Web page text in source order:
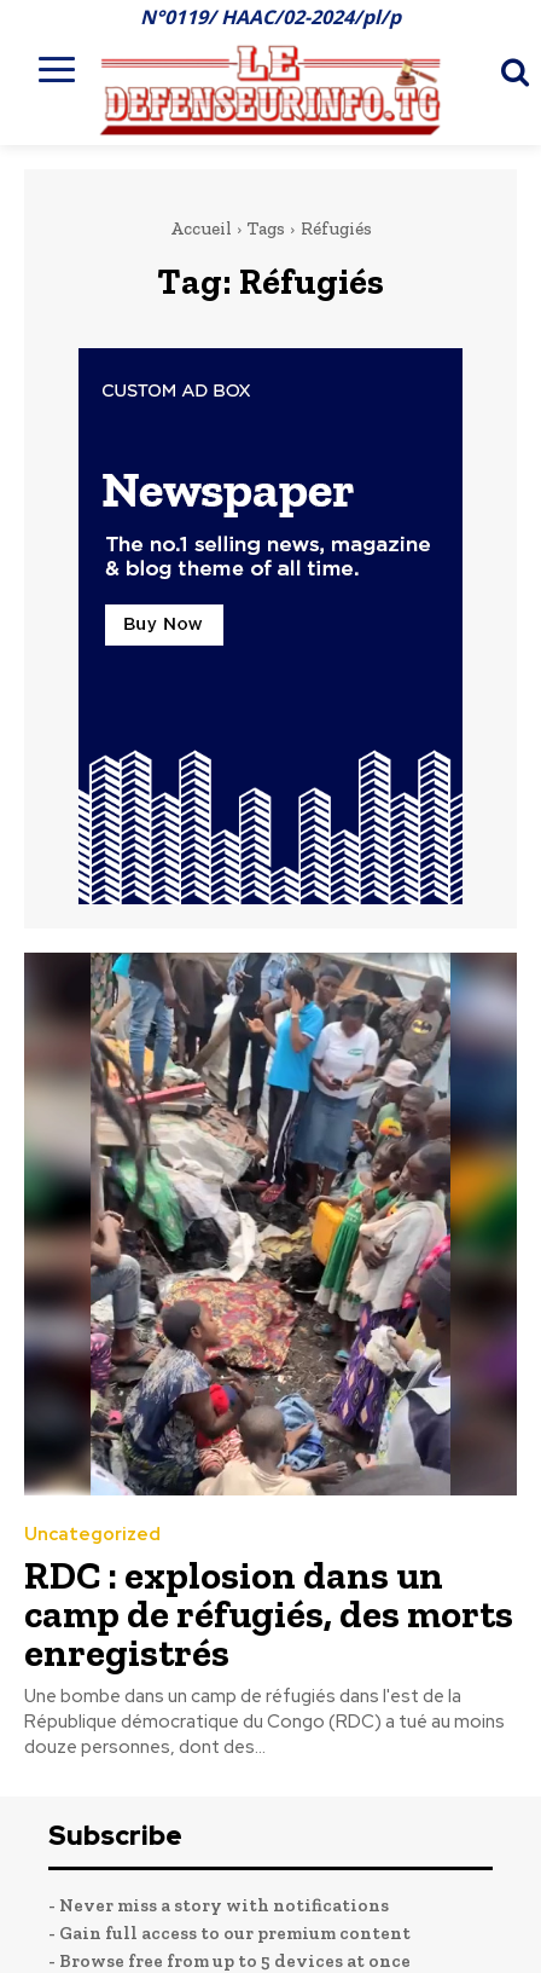
N°0119/ HAAC/02-2024/pl/p
Accueil Tags Réfugiés
Tag: Réfugiés
Uncategorized
RDC : explosion dans un
camp de réfugiés, des morts
enregistrés
Une bombe dans un camp de réfugiés dans l'est de la
République démocratique du Congo (RDC) a tué au moins
douze personnes, dont des...
Subscribe
- Never miss a story with notifications
- Gain full access to our premium content
- Browse free from up to 5 devices at once